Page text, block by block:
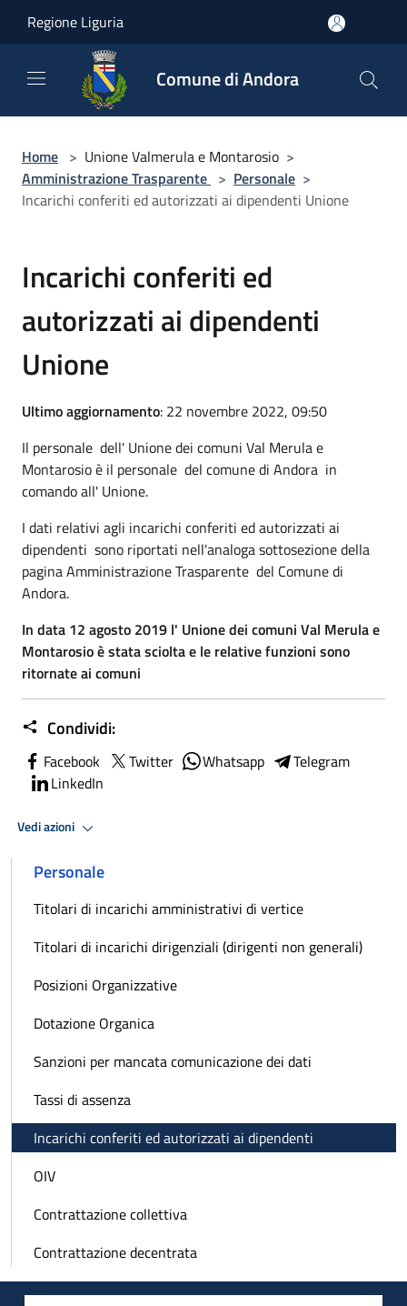
Regione Liguria
Comune di Andora
Home > Unione Valmerula e Montarosio >
Amministrazione Trasparente > Personale >
Incarichi conferiti ed autorizzati ai dipendenti Unione
Incarichi conferiti ed
autorizzati ai dipendenti
Unione
Ultimo aggiornamento: 22 novembre 2022, 09:50
Il personale dell' Unione dei comuni Val Merula e
Montarosio è il personale del comune di Andora in
comando all' Unione.
I dati relativi agli incarichi conferiti ed autorizzati ai
dipendenti sono riportati nell'analoga sottosezione della
pagina Amministrazione Trasparente del Comune di
Andora.
In data 12 agosto 2019 l' Unione dei comuni Val Merula e
Montarosio è stata sciolta e le relative funzioni sono
ritornate ai comuni
Condividi:
Facebook Twitter Whatsapp
Telegram
LinkedIn
Vedi azioni
Personale
Titolari di incarichi amministrativi di vertice
Titolari di incarichi dirigenziali (dirigenti non generali)
Posizioni Organizzative
Dotazione Organica
Sanzioni per mancata comunicazione dei dati
Tassi di assenza
Incarichi conferiti ed autorizzati ai dipendenti
OIV
Contrattazione collettiva
Contrattazione decentrata